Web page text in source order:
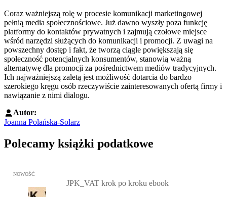
Coraz ważniejszą rolę w procesie komunikacji marketingowej
pełnią media społecznościowe. Już dawno wyszły poza funkcję
platformy do kontaktów prywatnych i zajmują czołowe miejsce
wśród narzędzi służących do komunikacji i promocji. Z uwagi na
powszechny dostęp i fakt, że tworzą ciągle powiększają się
społeczność potencjalnych konsumentów, stanowią ważną
alternatywę dla promocji za pośrednictwem mediów tradycyjnych.
Ich najważniejszą zaletą jest możliwość dotarcia do bardzo
szerokiego kręgu osób rzeczywiście zainteresowanych ofertą firmy i
nawiązanie z nimi dialogu.
Autor:
Joanna Polańska-Solarz
Polecamy książki podatkowe
Przejdź do: JPK_VAT krok po kroku ebook, Patrycja Kubiesa -
NOWOŚĆ
JPK_VAT krok po kroku ebook